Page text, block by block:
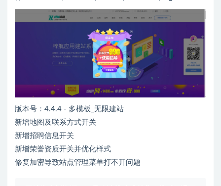
版本号：4.4.4 - 多模板_无限建站
新增地图及联系方式开关
新增招聘信息开关
新增荣誉资质开关并优化样式
修复加密导致站点管理菜单打不开问题